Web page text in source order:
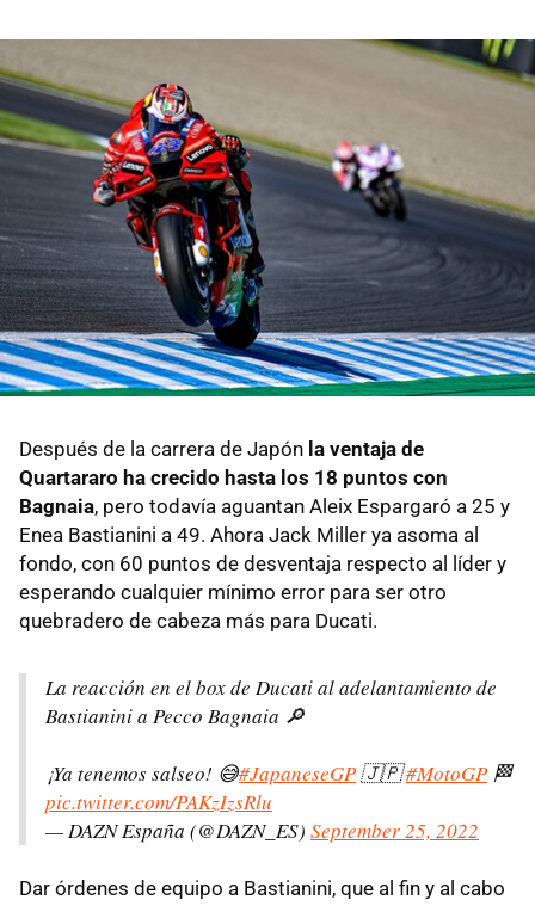
Después de la carrera de Japón la ventaja de
Quartararo ha crecido hasta los 18 puntos con
Bagnaia, pero todavía aguantan Aleix Espargaró a 25 y
Enea Bastianini a 49. Ahora Jack Miller ya asoma al
fondo, con 60 puntos de desventaja respecto al líder y
esperando cualquier mínimo error para ser otro
quebradero de cabeza más para Ducati.
La reacción en el box de Ducati al adelantamiento de
Bastianini a Pecco Bagnaia 🔎
¡Ya tenemos salseo! 😅#JapaneseGP🇯🇵#MotoGP🏁
pic.twitter.com/PAKzIzsRlu
— DAZN España (@DAZN_ES) September 25, 2022
Dar órdenes de equipo a Bastianini, que al fin y al cabo